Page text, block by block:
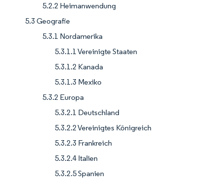
5.2.2 Heimanwendung
5.3 Geografie
5.3.1 Nordamerika
5.3.1.1 Vereinigte Staaten
5.3.1.2 Kanada
5.3.1.3 Mexiko
5.3.2 Europa
5.3.2.1 Deutschland
5.3.2.2 Vereinigtes Königreich
5.3.2.3 Frankreich
5.3.2.4 Italien
5.3.2.5 Spanien